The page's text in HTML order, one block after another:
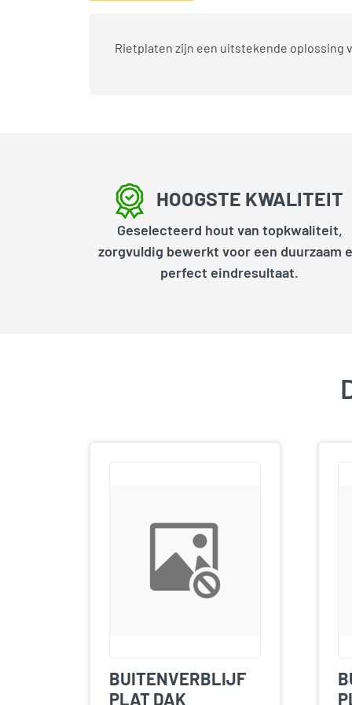
Rietplaten zijn een uitstekende oplossing
HOOGSTE KWALITEIT
Geselecteerd hout van topkwaliteit,
zorgvuldig bewerkt voor een duurzaam
perfect eindresultaat.
BUITENVERBLIJF
PLAT DAK